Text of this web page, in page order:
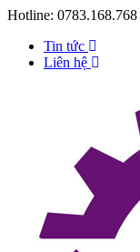
Hotline: 0783.168.768
Tin tức
Liên hệ